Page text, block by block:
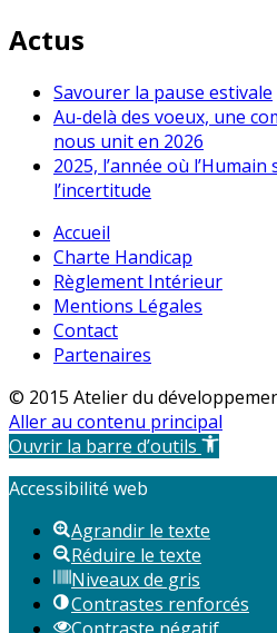
Actus
Savourer la pause estivale
Au-delà des voeux, une
nous unit en 2026
2025, l’année où
l’incertitude
Accueil
Charte Handicap
Règlement Intérieur
Mentions Légales
Contact
Partenaires
© 2015 Atelier du
Aller au contenu principal
Ouvrir la barre d’outils
Accessibilité web
Agrandir le texte
Réduire le texte
Niveaux de gris
Contrastes renforcés